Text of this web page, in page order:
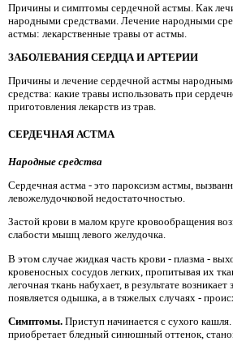
Причины и симптомы сердечной астмы. Как
народными средствами. Лечение народными
астмы: лекарственные травы от астмы.
ЗАБОЛЕВАНИЯ СЕРДЦА И АРТЕРИИ
Причины и лечение сердечной астмы
средства: какие травы использовать при
приготовления лекарств из трав.
СЕРДЕЧНАЯ АСТМА
Народные средства
Сердечная астма - это пароксизм астмы,
левожелудочковой недостаточностью.
Застой крови в малом круге кровообращения
слабости мышц левого желудочка.
В этом случае жидкая часть крови - плазма -
кровеносных сосудов легких, пропитывая их
легочная ткань набухает, в результате
появляется одышка, а в тяжелых случаях -
Симптомы. Приступ начинается с сухого
приобретает бледный синюшный оттенок,